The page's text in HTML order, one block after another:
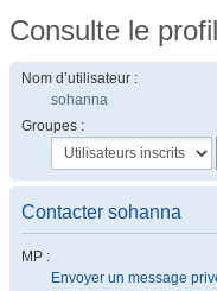
Consulte le
Nom d’utilisateur :
sohanna
Groupes :
Contacter sohanna
MP :
Envoyer un message